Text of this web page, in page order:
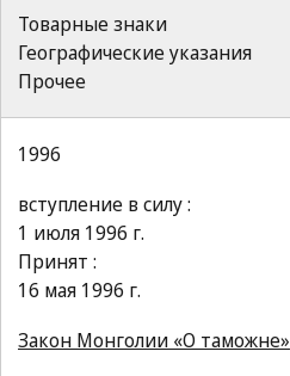
Товарные знаки
Географические указания
Прочее
1996
вступление в силу :
1 июля 1996 г.
Принят :
16 мая 1996 г.
Закон Монголии «О таможне»